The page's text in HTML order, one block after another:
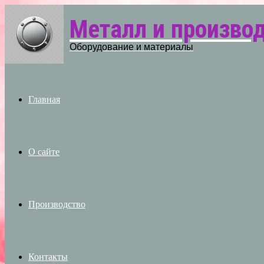
Menu Металл и
Оборудование и материалы
Главная
О сайте
Производство
Контакты